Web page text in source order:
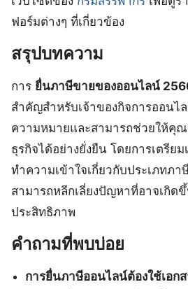
ฟอร์มต่างๆ ที่เกี่ยวข้อง
สรุปบทความ
การ ยื่นภาษีขายของออนไลน์
สำคัญสำหรับเจ้าของกิจการออน
ความหมายและสามารถช่วยให้คุณ
ธุรกิจได้อย่างยั่งยืน โดยการเตรีย
ทำความเข้าใจเกี่ยวกับประเภทภ
สามารถหลีกเลี่ยงปัญหาที่อาจเกิด
ประสิทธิภาพ
คำถามที่พบบ่อย
การยื่นภาษีออนไลน์ต้องใช้เอกส